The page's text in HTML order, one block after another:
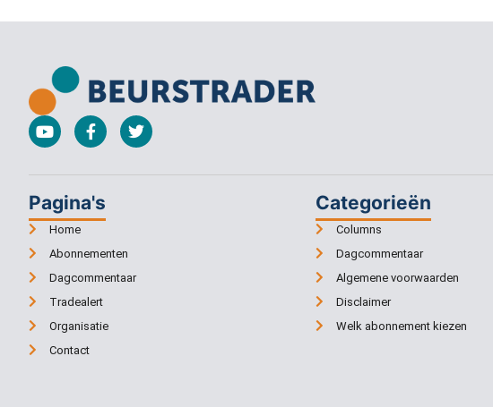
Pagina's
Home
Abonnementen
Dagcommentaar
Tradealert
Organisatie
Contact
Categorieën
Columns
Dagcommentaar
Algemene voorwaarden
Disclaimer
Welk abonnement kiezen